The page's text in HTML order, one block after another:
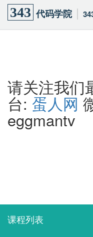
343 代码学院
请关注我们
台: 蛋人网
eggmantv
课程列表